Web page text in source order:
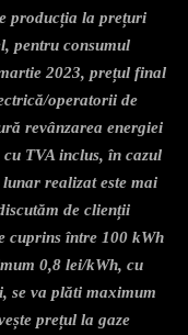
producția la prețuri
pentru consumul
2023, prețul final
operatorii de
revânzarea energiei
TVA inclus, în cazul
realizat este mai
de clienții
cuprins între 100 kWh
0,8 lei/kWh, cu
se va plăti maximum
prețul la gaze